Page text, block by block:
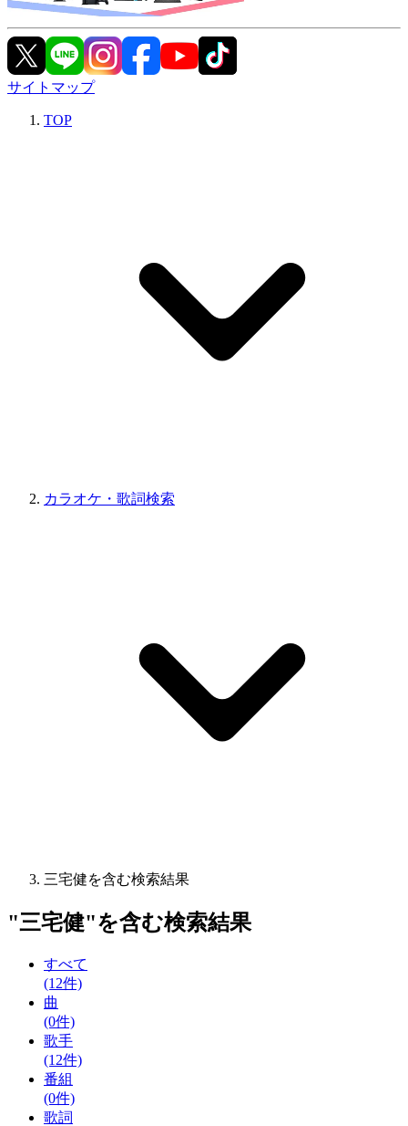
サイトマップ
TOP
カラオケ・歌詞検索
三宅健を含む検索結果
"三宅健"を含む検索結果
すべて
(12件)
曲
(0件)
歌手
(12件)
番組
(0件)
歌詞